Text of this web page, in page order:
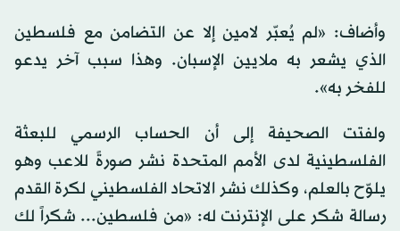
وأضاف: «لم يُعبّر لامين إلا عن التضامن مع فلسطين
الذي يشعر به ملايين الإسبان. وهذا سبب آخر يدعو
للفخر به».
ولفتت الصحيفة إلى أن الحساب الرسمي للبعثة
الفلسطينية لدى الأمم المتحدة نشر صورةً للاعب وهو
يلوّح بالعلم، وكذلك نشر الاتحاد الفلسطيني لكرة القدم
رسالة شكر على الإنترنت له: «من فلسطين... شكراً لك